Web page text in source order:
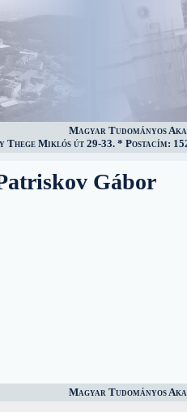
Magyar Tudományos
Thege Miklós út 29-33. * Postacím:
Gábor
Magyar Tudományos